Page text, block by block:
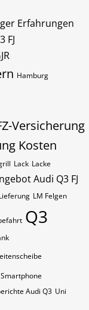
Erfahrungen
FJ
Hamburg
Versicherung
Kosten
Lack Lacke
Audi Q3 FJ
LM Felgen
Q3
Smartphone
Audi Q3 Uni